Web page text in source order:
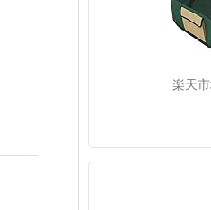
楽天